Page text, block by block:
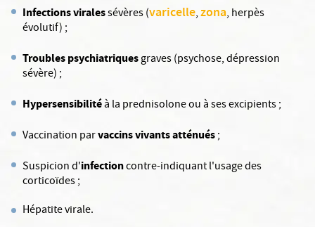
Infections viralessévères (varicelle,zona, herpès
évolutif) ;
Troubles psychiatriquesgraves (psychose, dépression
sévère) ;
Hypersensibilitéà la prednisolone ou à ses excipients ;
Vaccination parvaccins vivants atténués;
Suspicion d'infectioncontre-indiquant l'usage des
corticoïdes ;
Hépatite virale.